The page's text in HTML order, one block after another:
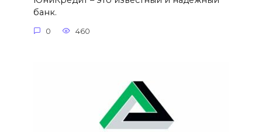
банк.
0 460